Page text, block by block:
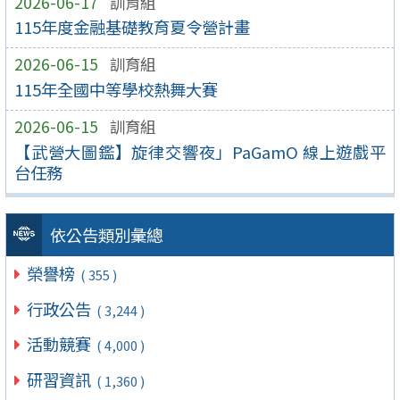
115年度金融基礎教育夏令營計畫
2026-06-15 訓育組
115年全國中等學校熱舞大賽
2026-06-15 訓育組
【武營大圖鑑】旋律交響夜」PaGamO 線上遊戲平
台任務
依公告類別彙總
榮譽榜 ( 355 )
行政公告 ( 3,244 )
活動競賽 ( 4,000 )
研習資訊 ( 1,360 )